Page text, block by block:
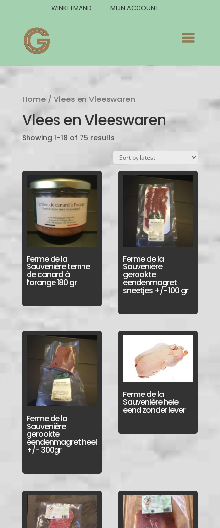
WINKELMAND MIJN ACCOUNT
Home/ Vlees en Vleeswaren
Vlees en Vleeswaren
Showing 1–18 of 75 results
Ferme de la
Sauvenière terrine
de canard à
l’orange 180 gr
Ferme de la
Sauvenière
gerookte
eendenmagret
sneetjes +/- 100 gr
Ferme de la
Sauvenière
gerookte
eendenmagret heel
+/- 300gr
Ferme de la
Sauvenière hele
eend zonder lever